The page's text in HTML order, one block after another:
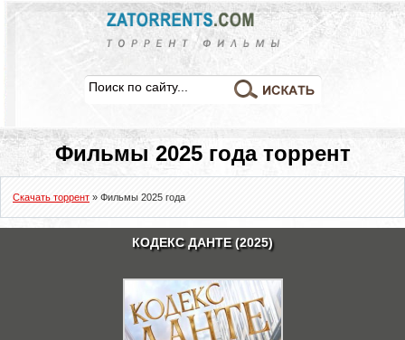
Фильмы 2025 года торрент
Скачать торрент » Фильмы 2025 года
КОДЕКС ДАНТЕ (2025)